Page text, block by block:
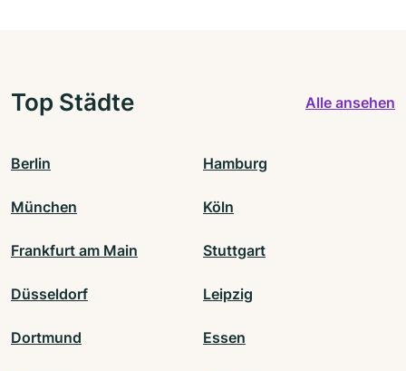
Top Städte Alle ansehen
Berlin Hamburg
München Köln
Frankfurt am Main Stuttgart
Düsseldorf Leipzig
Dortmund Essen